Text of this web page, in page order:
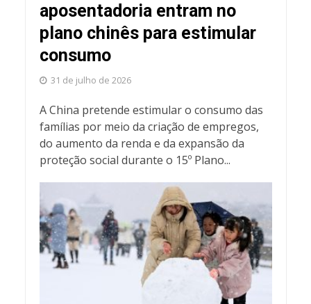
aposentadoria entram no
plano chinês para estimular
consumo
31 de julho de 2026
A China pretende estimular o consumo das
famílias por meio da criação de empregos,
do aumento da renda e da expansão da
proteção social durante o 15º Plano...